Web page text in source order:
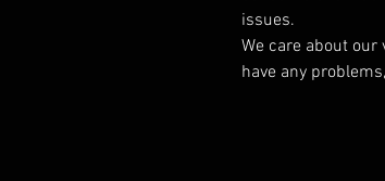
issues.
We care about
have any